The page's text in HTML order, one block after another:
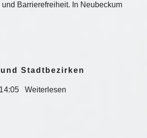
Barrierefreiheit. In Neubeckum
Stadtbezirken
Weiterlesen